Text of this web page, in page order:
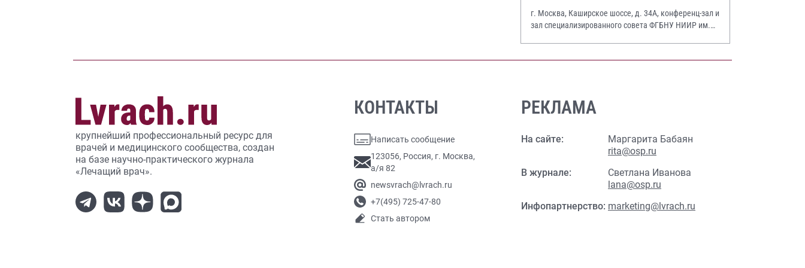
г. Москва, Каширское шоссе, д. 34А, конференц-зал и
зал специализированного совета ФГБНУ НИИР им.
крупнейший профессиональный ресурс для
врачей и медицинского сообщества, создан
на базе научно-практического журнала
«Лечащий врач».
КОНТАКТЫ
Написать сообщение
123056, Россия, г. Москва,
а/я 82
newsvrach@lvrach.ru
+7(495) 725-47-80
Стать автором
РЕКЛАМА
На сайте:
Маргарита Бабаян
rita@osp.ru
В журнале:
Светлана Иванова
lana@osp.ru
Инфопартнерство: marketing@lvrach.ru